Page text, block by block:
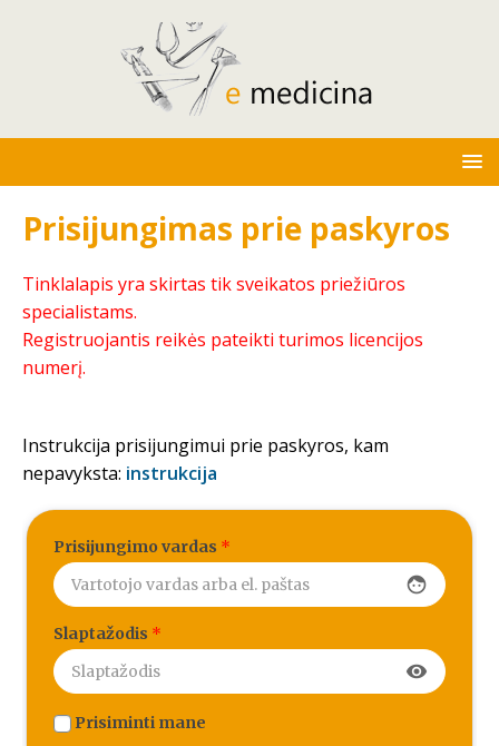
Prisijungimas prie paskyros
Tinklalapis yra skirtas tik sveikatos priežiūros
specialistams.
Registruojantis reikės pateikti turimos licencijos
numerį.
Instrukcija prisijungimui prie paskyros, kam
nepavyksta: instrukcija
Prisijungimo vardas *
face
Slaptažodis *
visibility
Prisiminti mane